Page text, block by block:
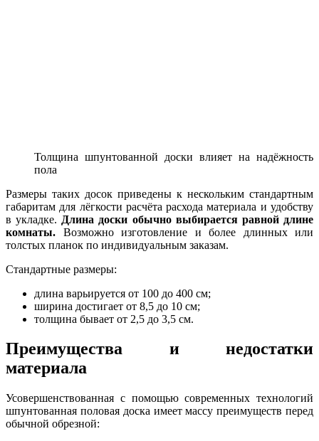
Толщина шпунтованной доски влияет на надёжность
пола
Размеры таких досок приведены к нескольким стандартным
габаритам для лёгкости расчёта расхода материала и удобству
в укладке. Длина доски обычно выбирается равной длине
комнаты. Возможно изготовление и более длинных или
толстых планок по индивидуальным заказам.
Стандартные размеры:
длина варьируется от 100 до 400 см;
ширина достигает от 8,5 до 10 см;
толщина бывает от 2,5 до 3,5 см.
Преимущества и недостатки
материала
Усовершенствованная с помощью современных технологий
шпунтованная половая доска имеет массу преимуществ перед
обычной обрезной: